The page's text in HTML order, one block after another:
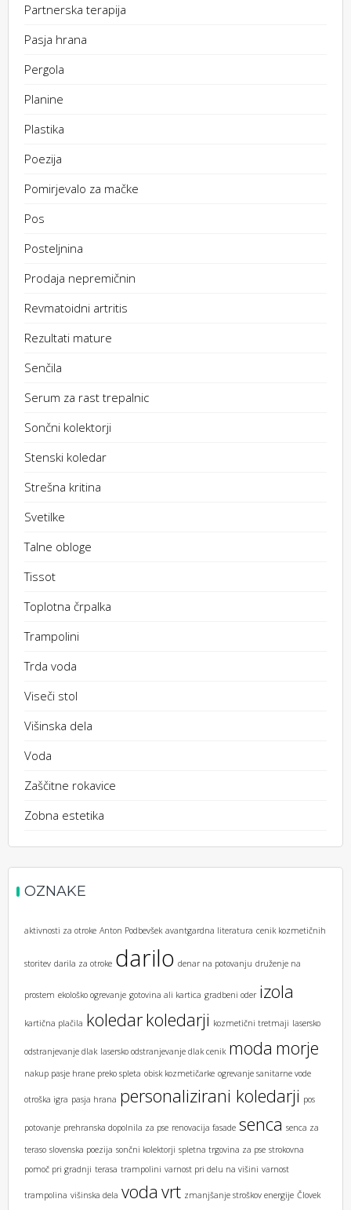
Partnerska terapija
Pasja hrana
Pergola
Planine
Plastika
Poezija
Pomirjevalo za mačke
Pos
Posteljnina
Prodaja nepremičnin
Revmatoidni artritis
Rezultati mature
Senčila
Serum za rast trepalnic
Sončni kolektorji
Stenski koledar
Strešna kritina
Svetilke
Talne obloge
Tissot
Toplotna črpalka
Trampolini
Trda voda
Viseči stol
Višinska dela
Voda
Zaščitne rokavice
Zobna estetika
OZNAKE
aktivnosti za otroke Anton Podbevšek avantgardna literatura cenik kozmetičnih
storitev darila za otroke darilo denar na potovanju druženje na
prostem ekološko ogrevanje gotovina ali kartica gradbeni oder izola
kartična plačila koledarkoledarji kozmetični tretmaji lasersko
odstranjevanje dlak lasersko odstranjevanje dlak cenik moda morje
nakup pasje hrane preko spleta obisk kozmetičarke ogrevanje sanitarne vode
otroška igra pasja hrana personalizirani koledarji pos
potovanje prehranska dopolnila za pse renovacija fasade senca senca za
teraso slovenska poezija sončni kolektorji spletna trgovina za pse strokovna
pomoč pri gradnji terasa trampolini varnost pri delu na višini varnost
trampolina višinska dela voda vrt zmanjšanje stroškov energije Človek